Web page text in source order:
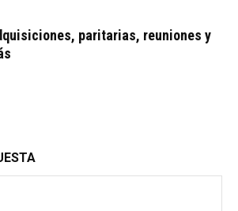
paritarias, reuniones y